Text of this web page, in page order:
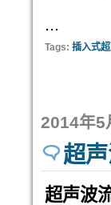
...
Tags: 插入式
2014年5
超
超声波